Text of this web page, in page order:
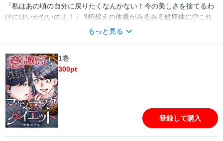
「私はあの頃の自分に戻りたくなんかない！今の美しさを捨てるわ
けにはいかないのよ！」 3桁超えの体重がみるみる健康体に!?これ
で旦那もご近所さんも私を敬うでしょー…。 ここ1ヵ月、夫に「疲
ぐらのデブ体型だから、抱く気になれないんでしょ。 このままじゃ
いけないのは分かってるけど… 同じ悩みを持つご近所さんと、愚痴
を言い合って笑い合う毎日で、どこか危機感はなかったんだけど
ー…。 ある日、いつものように愚痴大会が始まるかと思いきや、
「旦那が子どもほしいからちょっと痩せようって言い出して」 と幸
せそうに微笑み、ダイエットの効果まで現れてるご近所さん。 アン
タ…そうやって私にマウントとってるの…？ 見てなさい。アンタ以
上に痩せた上で、子ども作ってやるから!!
もっと見る
1巻
300pt
登録して購入